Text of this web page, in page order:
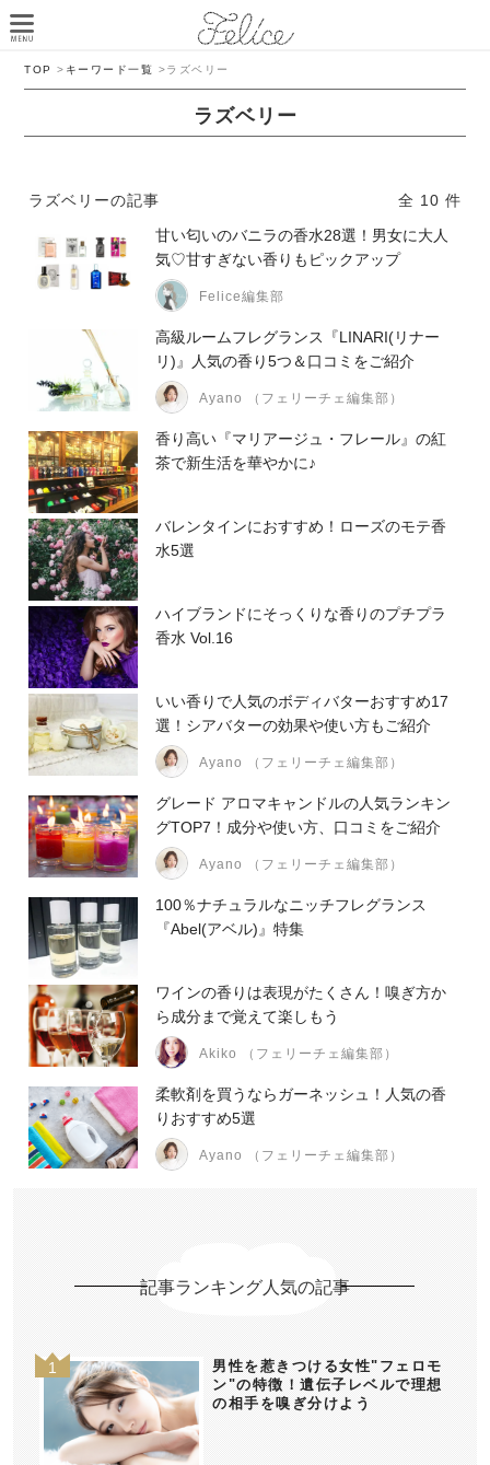
TOP > キーワード一覧 >ラズベリー
ラズベリー
ラズベリーの記事
全 10 件
甘い匂いのバニラの香水28選！男女に大人
気♡甘すぎない香りもピックアップ
Felice編集部
高級ルームフレグランス『LINARI(リナー
リ)』人気の香り5つ＆口コミをご紹介
Ayano （フェリーチェ編集部）
香り高い『マリアージュ・フレール』の紅
茶で新生活を華やかに♪
バレンタインにおすすめ！ローズのモテ香
水5選
ハイブランドにそっくりな香りのプチプラ
香水 Vol.16
いい香りで人気のボディバターおすすめ17
選！シアバターの効果や使い方もご紹介
Ayano （フェリーチェ編集部）
グレード アロマキャンドルの人気ランキン
グTOP7！成分や使い方、口コミをご紹介
Ayano （フェリーチェ編集部）
100％ナチュラルなニッチフレグランス
『Abel(アベル)』特集
ワインの香りは表現がたくさん！嗅ぎ方か
ら成分まで覚えて楽しもう
Akiko （フェリーチェ編集部）
柔軟剤を買うならガーネッシュ！人気の香
りおすすめ5選
Ayano （フェリーチェ編集部）
記事ランキング人気の記事
男性を惹きつける女性"フェロモ
ン"の特徴！遺伝子レベルで理想
の相手を嗅ぎ分けよう